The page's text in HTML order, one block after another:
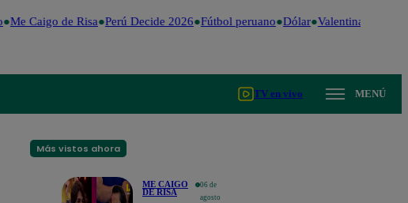
Me Caigo de Risa Perú Decide 2026 Fútbol peruano Dólar Valentina Valiente
TV en vivo MENÚ
Más vistos ahora
ME CAIGO
DE RISA
06 de
agosto